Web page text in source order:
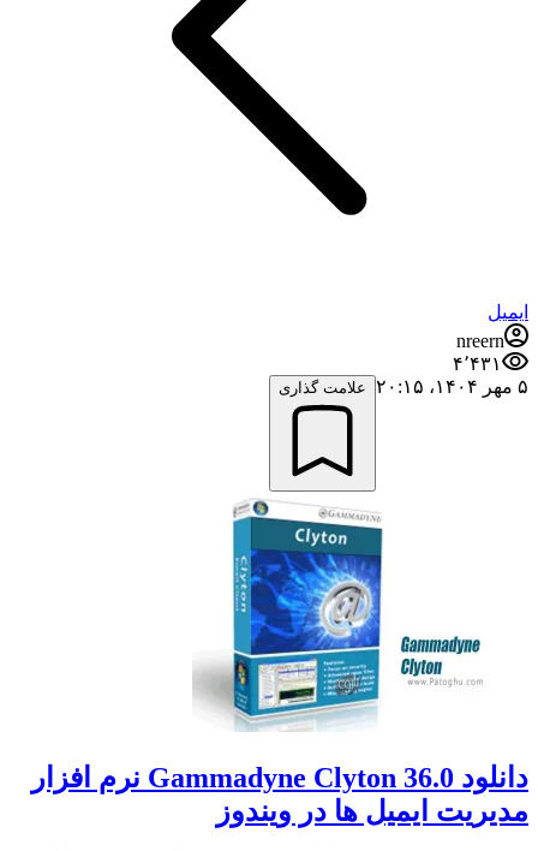
ایمیل
nreern
۴٬۴۳۱
۵ مهر ۱۴۰۴،‏ ۲۰:۱۵
علامت گذاری
دانلود Gammadyne Clyton 36.0 نرم افزار
مدیریت ایمیل ها در ویندوز